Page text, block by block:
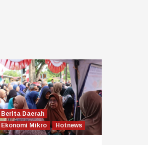
Berita Daerah
Ekonomi Mikro
Hotnews